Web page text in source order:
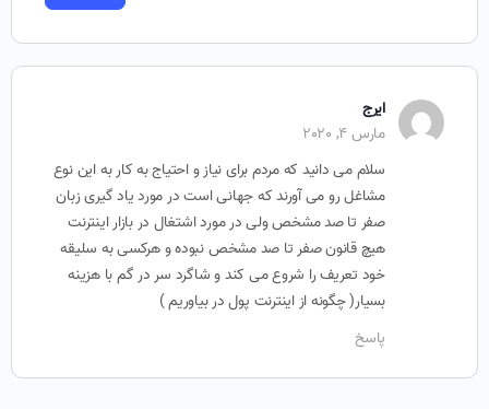
ایرج
مارس 4, 2020
سلام می دانید که مردم برای نیاز و احتیاج به کار به این نوع
مشاغل رو می آورند که جهانی است در مورد یاد گیری زبان
صفر تا صد مشخص ولی در مورد اشتغال در بازار اینترنت
هیچ قانون صفر تا صد مشخص نبوده و هرکسی به سلیقه
خود تعریف را شروع می کند و شاگرد سر در گم با هزینه
بسیار( چگونه از اینترنت پول در بیاوریم )
پاسخ